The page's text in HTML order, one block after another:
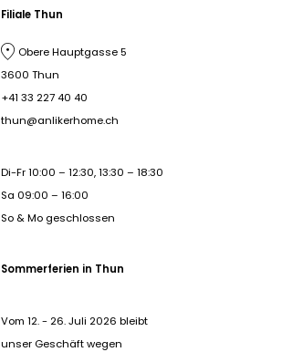
Filiale Thun
Obere Hauptgasse 5
3600 Thun
+41 33 227 40 40
thun@anlikerhome.ch
Di-Fr 10:00 – 12:30, 13:30 – 18:30
Sa 09:00 – 16:00
So & Mo geschlossen
Sommerferien in Thun
Vom 12. - 26. Juli 2026 bleibt
unser Geschäft wegen